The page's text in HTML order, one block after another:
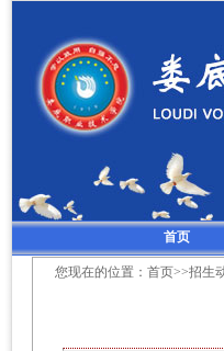
首页
您现在的位置：首页>>招生